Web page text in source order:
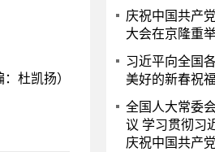
：杜凯扬）
庆祝中国共产
大会在京隆重
习近平向全国
美好的新春祝福
全国人大常委
议 学习贯彻习
庆祝中国共产